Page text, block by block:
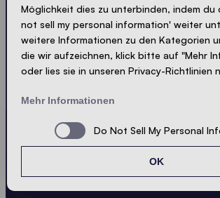
Lass dir nichts
Immer up-to-date. Kein Spam! Wir
Knackig und kompakt - wie unsere
PRIVACY AKZEPTIEREN
Möglichkeit dies zu unterbinden, indem du
not sell my personal information' weiter
weitere Informationen zu den Kategorien
die wir aufzeichnen, klick bitte auf "Mehr
oder lies sie in unseren Privacy-Richtlinien
Mehr Informationen
Do Not Sell My Personal
OK